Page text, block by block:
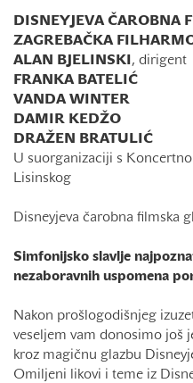
DISNEYJEVA ČAROBNA
ZAGREBAČKA
ALAN BJELINSKI , dirigent
FRANKA BATELIĆ
VANDA WINTER
DAMIR KEDŽO
DRAŽEN BRATULIĆ
U suorganizaciji s
Lisinskog
Disneyjeva čarobna filmska
Simfonijsko slavlje
nezaboravnih uspomena
Nakon prošlogodišnjeg
veseljem vam donosimo još
kroz magičnu glazbu
Omiljeni likovi i teme iz